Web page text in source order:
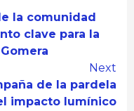
la comunidad
clave para la
Next
de la pardela
impacto lumínico